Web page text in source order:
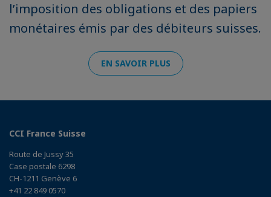
l’imposition des obligations et des papiers
monétaires émis par des débiteurs suisses.
EN SAVOIR PLUS
CCI France Suisse
Route de Jussy 35
Case postale 6298
CH-1211 Genève 6
+41 22 849 0570